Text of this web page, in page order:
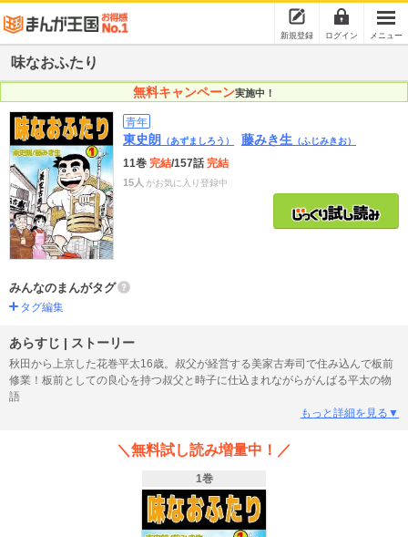
新規登録 ログイン メニュー
味なおふたり
無料キャンペーン実施中！
青年
東史朗 （あずましろう） 藤みき生 （ふじみきお）
11巻 完結/157話完結
15人 がお気に入り登録中
みんなのまんがタグ
タグ編集
あらすじ | ストーリー
秋田から上京した花巻平太16歳。叔父が経営する美家古寿司で住み込んで板前
修業！板前としての良心を持つ叔父と時子に仕込まれながらがんばる平太の物
語
もっと詳細を見る▼
＼無料試し読み増量中！／
1巻